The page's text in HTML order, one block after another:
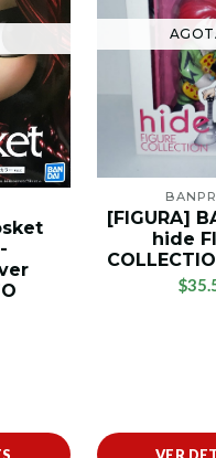
[FIGURA]
hide